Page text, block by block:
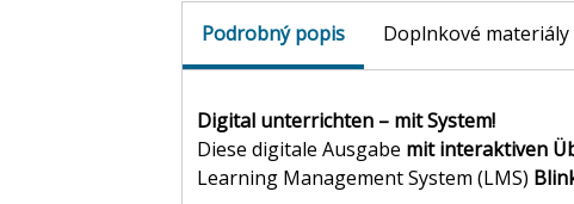
Podrobný popis Doplnkové materiály
Digital unterrichten – mit System!
Diese digitale Ausgabe mit interaktiven
Learning Management System (LMS)